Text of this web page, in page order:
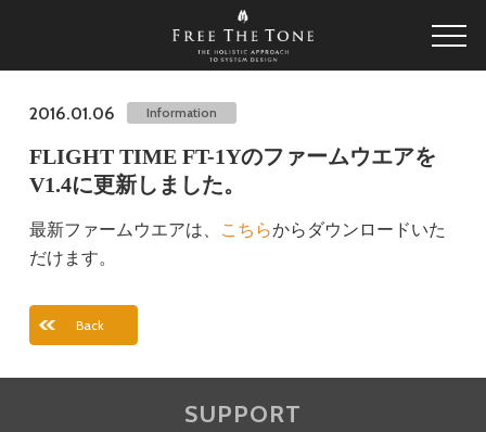
2016.01.06 Information
FLIGHT TIME FT-1Yのファームウエアを
V1.4に更新しました。
最新ファームウエアは、 こちらからダウンロードいた
だけます。
Back
SUPPORT